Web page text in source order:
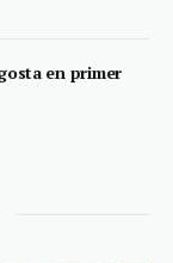
en primer